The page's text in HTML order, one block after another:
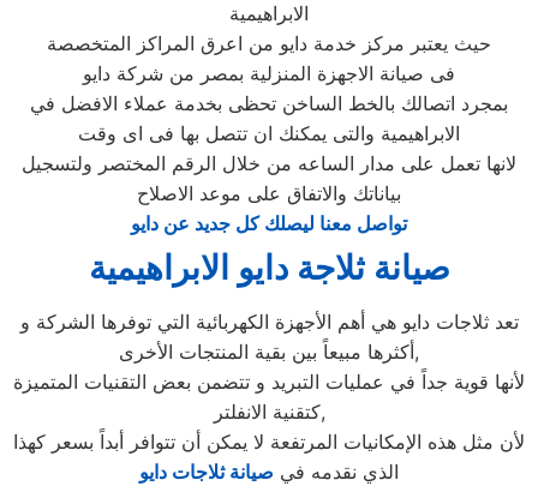
الابراهيمية
حيث يعتبر مركز خدمة دايو من اعرق المراكز المتخصصة
فى صيانة الاجهزة المنزلية بمصر من شركة دايو
بمجرد اتصالك بالخط الساخن تحظى بخدمة عملاء الافضل في
الابراهيمية والتى يمكنك ان تتصل بها فى اى وقت
لانها تعمل على مدار الساعه من خلال الرقم المختصر ولتسجيل
بياناتك والاتفاق على موعد الاصلاح
تواصل معنا ليصلك كل جديد عن دايو
صيانة ثلاجة دايو الابراهيمية
تعد ثلاجات دايو هي أهم الأجهزة الكهربائية التي توفرها الشركة و
أكثرها مبيعاً بين بقية المنتجات الأخرى,
لأنها قوية جداً في عمليات التبريد و تتضمن بعض التقنيات المتميزة
كتقنية الانفلتر,
لأن مثل هذه الإمكانيات المرتفعة لا يمكن أن تتوافر أبداً بسعر كهذا
الذي نقدمه في صيانة ثلاجات دايو